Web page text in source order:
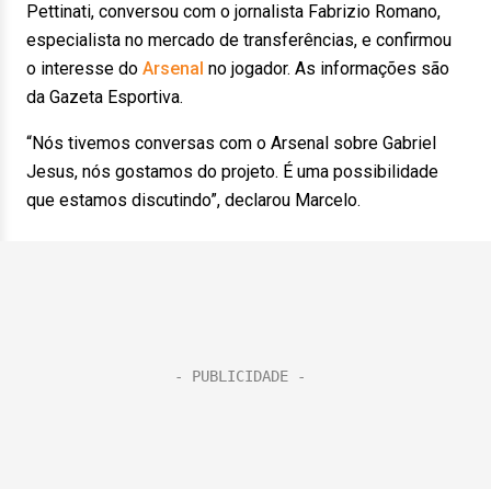
Pettinati, conversou com o jornalista Fabrizio Romano,
especialista no mercado de transferências, e confirmou
o interesse do Arsenal no jogador. As informações são
da Gazeta Esportiva.
“Nós tivemos conversas com o Arsenal sobre Gabriel
Jesus, nós gostamos do projeto. É uma possibilidade
que estamos discutindo”, declarou Marcelo.